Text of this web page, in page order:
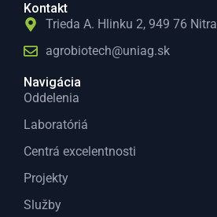
Kontakt
Trieda A. Hlinku 2, 949 76 Nitra
agrobiotech@uniag.sk
Navigácia
Oddelenia
Laboratóriá
Centrá excelentnosti
Projekty
Služby